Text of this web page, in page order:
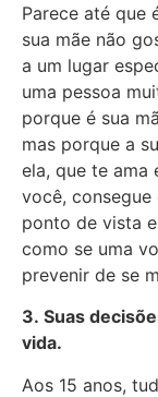
Parece até que
sua mãe não
a um lugar
uma pessoa
porque é sua
mas porque a
ela, que te ama
você,
ponto de vista
como se uma
prevenir de se
3. Suas
vida.
Aos 15 anos,